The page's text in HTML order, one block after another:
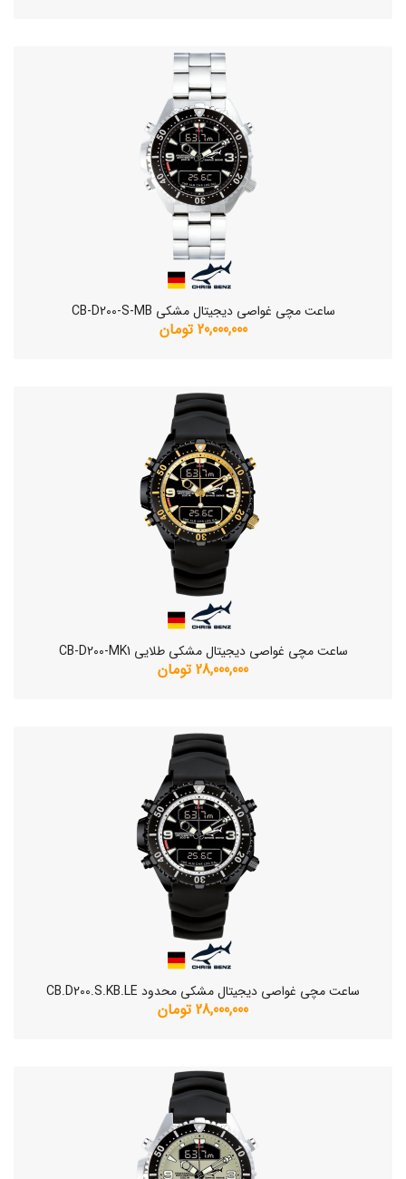
ساعت مچی غواصی دیجیتال مشکی CB-D200-S-MB
20,000,000 تومان
ساعت مچی غواصی دیجیتال مشکی طلایی CB-D200-MK1
28,000,000 تومان
ساعت مچی غواصی دیجیتال مشکی محدود CB.D200.S.KB.LE
28,000,000 تومان